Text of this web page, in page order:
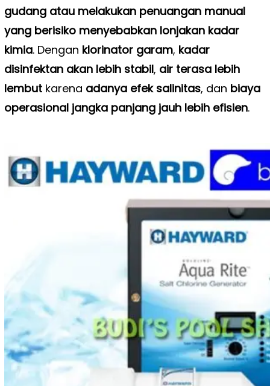
gudang atau melakukan penuangan manual
yang berisiko menyebabkan lonjakan kadar
kimia. Dengan klorinator garam, kadar
disinfektan akan lebih stabil, air terasa lebih
lembutkarena adanya efek salinitas, dan biaya
operasional jangka panjang jauh lebih efisien.